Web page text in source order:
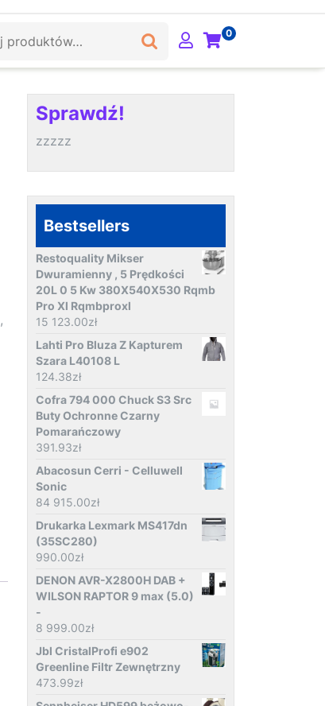
0
,
Sprawdź!
zzzzz
Bestsellers
Restoquality Mikser
Dwuramienny , 5 Prędkości
20L 0 5 Kw 380X540X530 Rqmb
Pro Xl Rqmbproxl
15 123.00zł
Lahti Pro Bluza Z Kapturem
Szara L40108 L
124.38zł
Cofra 794 000 Chuck S3 Src
Buty Ochronne Czarny
Pomarańczowy
391.93zł
Abacosun Cerri - Celluwell
Sonic
84 915.00zł
Drukarka Lexmark MS417dn
(35SC280)
990.00zł
DENON AVR-X2800H DAB +
WILSON RAPTOR 9 max (5.0)
-
8 999.00zł
Jbl CristalProfi e902
Greenline Filtr Zewnętrzny
473.99zł